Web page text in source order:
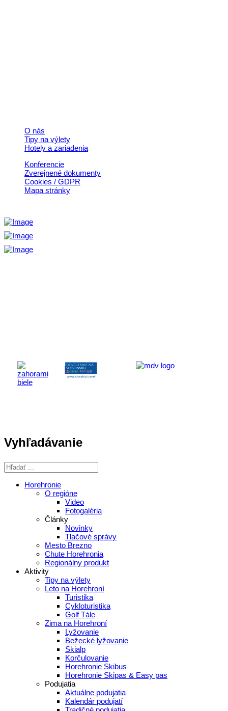
O nás
Tipy na výlety
Hotely a zariadenia
Konferencie
Zverejnené dokumenty
Cookies / GDPR
Mapa stránky
Vyhľadávanie
Horehronie
O regióne
Video
Fotogaléria
Články
Novinky
Tlačové správy
Mesto Brezno
Chute Horehronia
Regionálny produkt
Aktivity
Tipy na výlety
Leto na Horehroní
Turistika
Cykloturistika
Golf Tále
Zima na Horehroní
Lyžovanie
Bežecké lyžovanie
Skialp
Korčulovanie
Horehronie Skibus
Horehronie Skipas & Easy pas
Podujatia
Aktuálne podujatia
Kalendár podujatí